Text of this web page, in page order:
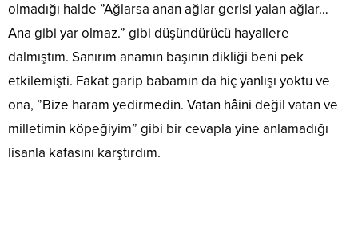
olmadığı halde ”Ağlarsa anan ağlar gerisi yalan ağlar…
Ana gibi yar olmaz.” gibi düşündürücü hayallere
dalmıştım. Sanırım anamın başının dikliği beni pek
etkilemişti. Fakat garip babamın da hiç yanlışı yoktu ve
ona, ”Bize haram yedirmedin. Vatan hâini değil vatan ve
milletimin köpeğiyim” gibi bir cevapla yine anlamadığı
lisanla kafasını karştırdım.